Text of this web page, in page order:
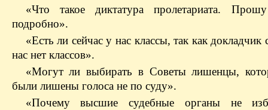
«Что такое диктатура пролетариата.
подробно».
«Есть ли сейчас у нас классы, так как докладчик
нас нет классов».
«Могут ли выбирать в Советы лишенцы,
были лишены голоса не по суду».
«Почему высшие судебные органы не